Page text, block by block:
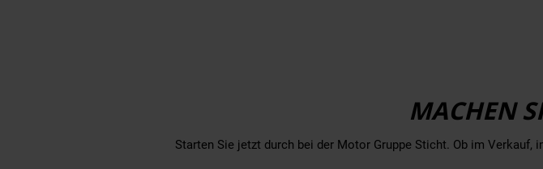
MACHEN
Starten Sie jetzt durch bei der Motor Gruppe Sticht. Ob im